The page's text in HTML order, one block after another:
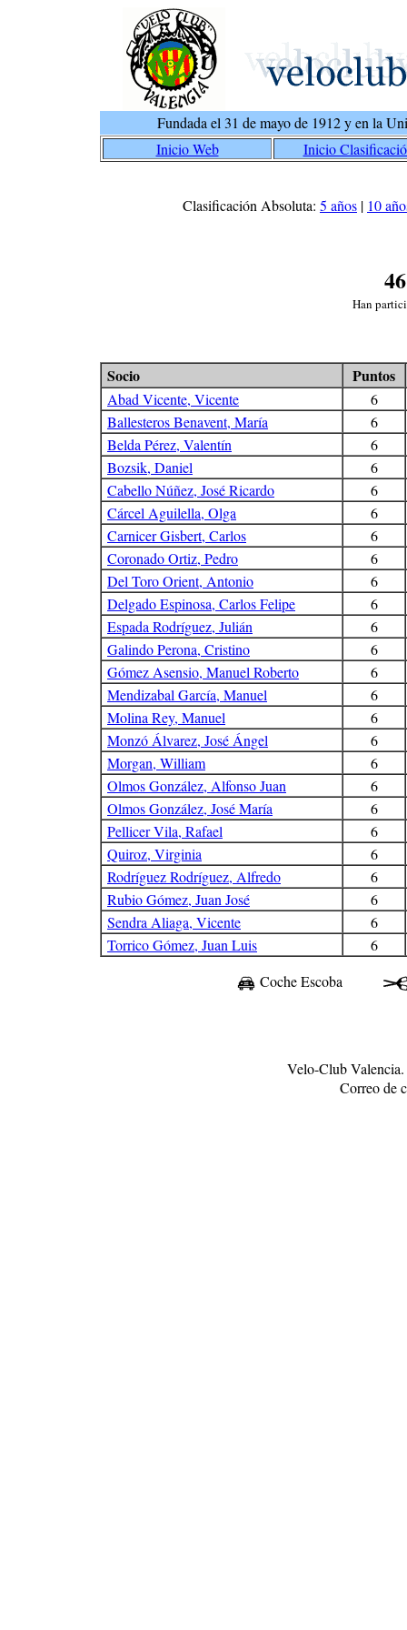
Fundada el 31 de mayo de 1912 y en la
Inicio Web
Inicio
Clasificación Absoluta: 5 años | 10
Han
Socio Puntos
Abad Vicente, Vicente
6
Ballesteros Benavent, María
6
Belda Pérez, Valentín
6
Bozsik, Daniel
6
Cabello Núñez, José Ricardo
6
Cárcel Aguilella, Olga
6
Carnicer Gisbert, Carlos
6
Coronado Ortiz, Pedro
6
Del Toro Orient, Antonio
6
Delgado Espinosa, Carlos Felipe
6
Espada Rodríguez, Julián
6
Galindo Perona, Cristino
6
Gómez Asensio, Manuel Roberto
6
Mendizabal García, Manuel
6
Molina Rey, Manuel
6
Monzó Álvarez, José Ángel
6
Morgan, William
6
Olmos González, Alfonso Juan
6
Olmos González, José María
6
Pellicer Vila, Rafael
6
Quiroz, Virginia
6
Rodríguez Rodríguez, Alfredo
6
Rubio Gómez, Juan José
6
Sendra Aliaga, Vicente
6
Torrico Gómez, Juan Luis
6
Coche Escoba
Velo-Club
Correo de